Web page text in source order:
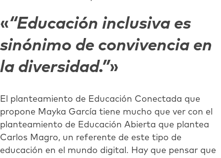
“Educación inclusiva es
sinónimo de convivencia en
la diversidad.”
El planteamiento de Educación Conectada que
propone Mayka García tiene mucho que ver con el
planteamiento de Educación Abierta que plantea
Carlos Magro, un referente de este tipo de
educación en el mundo digital. Hay que pensar que